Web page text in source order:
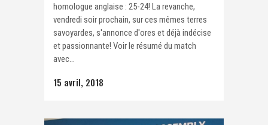
homologue anglaise : 25-24! La revanche,
vendredi soir prochain, sur ces mêmes terres
savoyardes, s'annonce d'ores et déjà indécise
et passionnante! Voir le résumé du match
avec...
15 avril, 2018